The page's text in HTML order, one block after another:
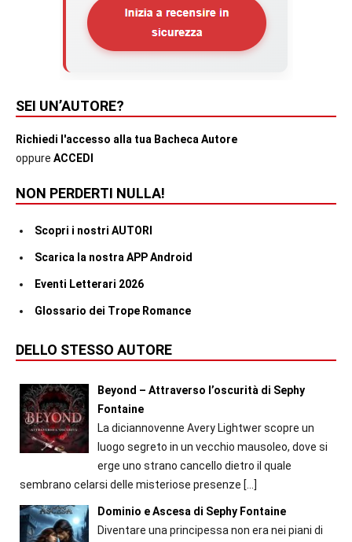
SEI UN’AUTORE?
Richiedi l'accesso alla tua Bacheca Autore
oppure ACCEDI
NON PERDERTI NULLA!
Scopri i nostri AUTORI
Scarica la nostra APP Android
Eventi Letterari 2026
Glossario dei Trope Romance
DELLO STESSO AUTORE
Beyond – Attraverso l’oscurità di Sephy
Fontaine
La diciannovenne Avery Lightwer scopre un
luogo segreto in un vecchio mausoleo, dove si
erge uno strano cancello dietro il quale
sembrano celarsi delle misteriose presenze […]
Dominio e Ascesa di Sephy Fontaine
Diventare una principessa non era nei piani di